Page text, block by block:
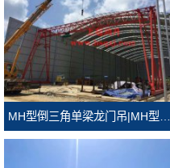
MH型倒三角单梁龙门吊|MH型倒三角龙门吊